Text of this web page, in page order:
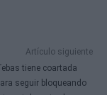
Artículo siguiente
tiene coartada
seguir bloqueando